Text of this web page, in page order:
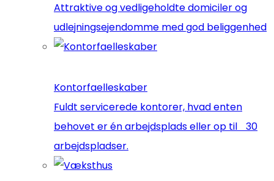
Attraktive og vedligeholdte domiciler og
udlejningsejendomme med god beliggenhed
Kontorfaelleskaber
Fuldt servicerede kontorer, hvad enten
behovet er én arbejdsplads eller op til 30
arbejdspladser.